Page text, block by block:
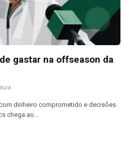
gastar na offseason da
dinheiro comprometido e decisões
chega ao…